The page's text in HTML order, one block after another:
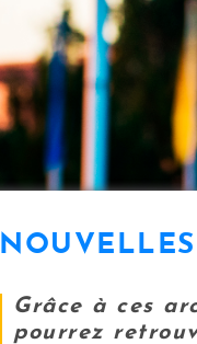
NOUVELLES
Grâce à ces
pourrez